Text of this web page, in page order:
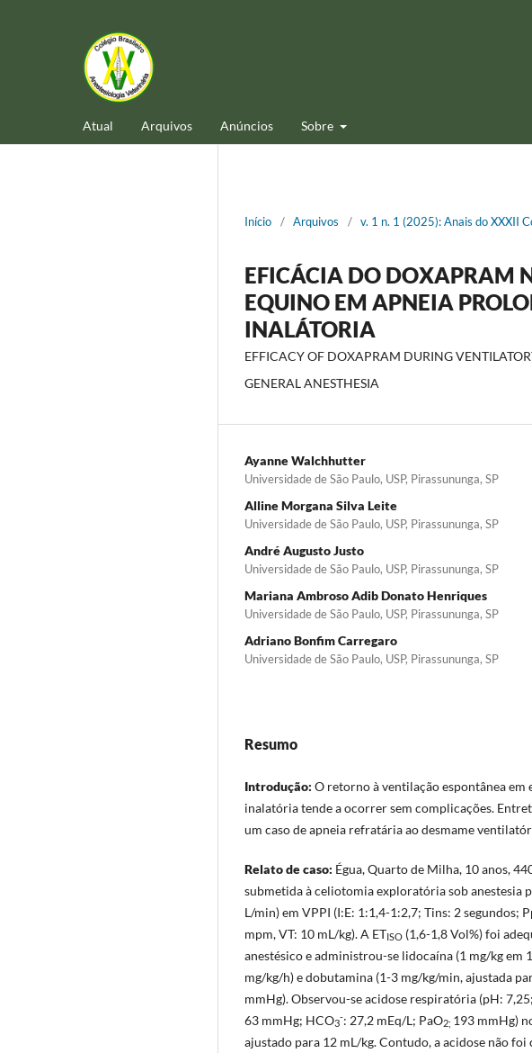
Atual Arquivos Anúncios Sobre
Início / Arquivos / v. 1 n. 1 (2025): Anais do XXXII
EFICÁCIA DO DOXAPRAM
EQUINO EM APNEIA
INALÁTORIA
EFFICACY OF DOXAPRAM DURING
GENERAL ANESTHESIA
Ayanne Walchhutter
Universidade de São Paulo, USP, Pirassununga, SP
Alline Morgana Silva Leite
Universidade de São Paulo, USP, Pirassununga, SP
André Augusto Justo
Universidade de São Paulo, USP, Pirassununga, SP
Mariana Ambroso Adib Donato Henriques
Universidade de São Paulo, USP, Pirassununga, SP
Adriano Bonfim Carregaro
Universidade de São Paulo, USP, Pirassununga, SP
Resumo
Introdução: O retorno à ventilação espontânea em
inalatória tende a ocorrer sem complicações.
um caso de apneia refratária ao desmame
Relato de caso: Égua, Quarto de Milha, 10 anos,
submetida à celiotomia exploratória sob anestesia
L/min) em VPPI (I:E: 1:1,4-1:2,7; Tins: 2 segundos;
mpm, VT: 10 mL/kg). A ET ISO (1,6-1,8 Vol%) foi
anestésico e administrou-se lidocaína (1 mg/kg em
mg/kg/h) e dobutamina (1-3 mg/kg/min, ajustada
mmHg). Observou-se acidose respiratória (pH:
63 mmHg; HCO3
-: 27,2 mEq/L; PaO2; 193 mmHg)
ajustado para 12 mL/kg. Contudo, a acidose não